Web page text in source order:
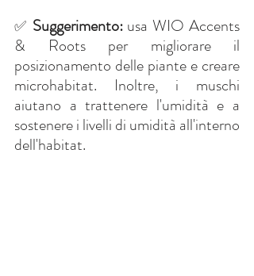
✅ Suggerimento: usa WIO Accents
& Roots per migliorare il
posizionamento delle piante e creare
microhabitat. Inoltre, i muschi
aiutano a trattenere l'umidità e a
sostenere i livelli di umidità all'interno
dell'habitat.